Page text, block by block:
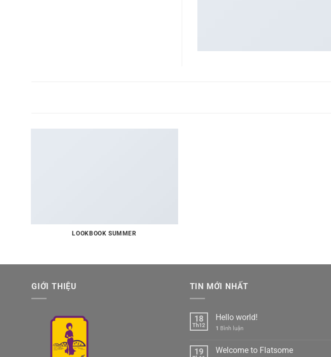
LOOKBOOK SUMMER
GIỚI THIỆU TIN MỚI NHẤT
18
Th12
Hello world!
1 Bình luận
19 Welcome to Flatsome